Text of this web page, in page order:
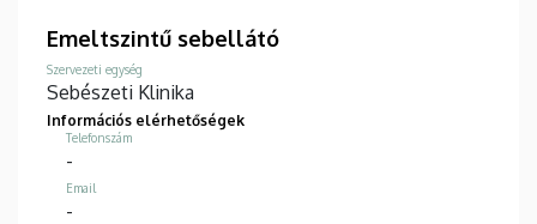
Emeltszintű sebellátó
Szervezeti egység
Sebészeti Klinika
Információs elérhetőségek
Telefonszám
-
Email
-